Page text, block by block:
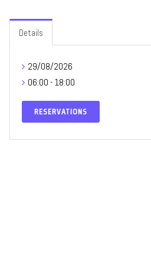
Details
29/08/2026
06:00 - 18:00
RESERVATIONS